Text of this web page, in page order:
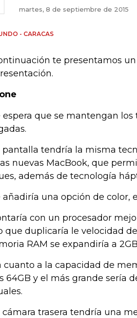
martes, 8 de septiembre de 2015
- CARACAS
te presentamos
espera que se mantengan
pantalla tendría la misma
nuevas MacBook, que
además de tecnología
añadiría una opción de color,
con un procesador
que duplicaría le velocidad
RAM se expandiría a
cuanto a la capacidad de
64GB y el más grande sería
cámara trasera tendría una